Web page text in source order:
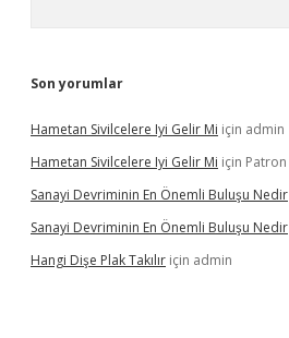
Son yorumlar
Hametan Sivilcelere Iyi Gelir Mi için admin
Hametan Sivilcelere Iyi Gelir Mi için Patron
Sanayi Devriminin En Önemli Buluşu Nedir
Sanayi Devriminin En Önemli Buluşu Nedir
Hangi Dişe Plak Takılır için admin